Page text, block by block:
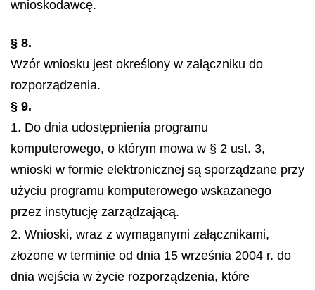
wnioskodawcę.
§ 8.
Wzór wniosku jest określony w załączniku do
rozporządzenia.
§ 9.
1. Do dnia udostępnienia programu
komputerowego, o którym mowa w § 2 ust. 3,
wnioski w formie elektronicznej są sporządzane przy
użyciu programu komputerowego wskazanego
przez instytucję zarządzającą.
2. Wnioski, wraz z wymaganymi załącznikami,
złożone w terminie od dnia 15 września 2004 r. do
dnia wejścia w życie rozporządzenia, które